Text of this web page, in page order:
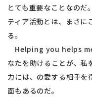
とても重要なことなのだ
ティア活動とは、まさに
る。
Helping you helps me
なたを助けることが、私
力には、の愛する相手を
面もあるのだ。